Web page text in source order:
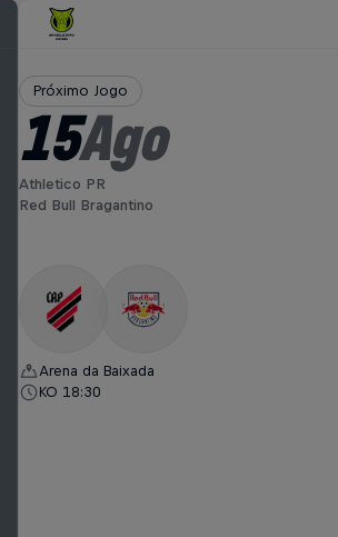
Próximo Jogo
15Ago
Athletico PR
Red Bull Bragantino
Arena da Baixada
KO 18:30